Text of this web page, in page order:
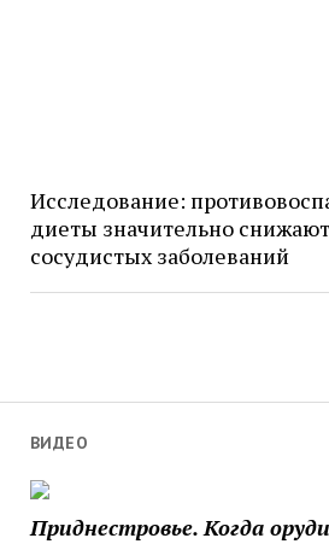
ВИДЕО
Приднестровье. Когда
Исследование:
диеты значительно
сосудистых заболеваний